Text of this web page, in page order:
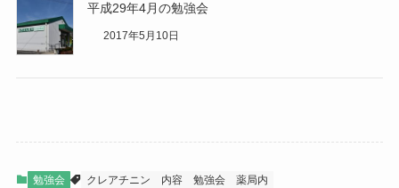
平成29年4月の勉強会
2017年5月10日
勉強会 クレアチニン 内容 勉強会 薬局内